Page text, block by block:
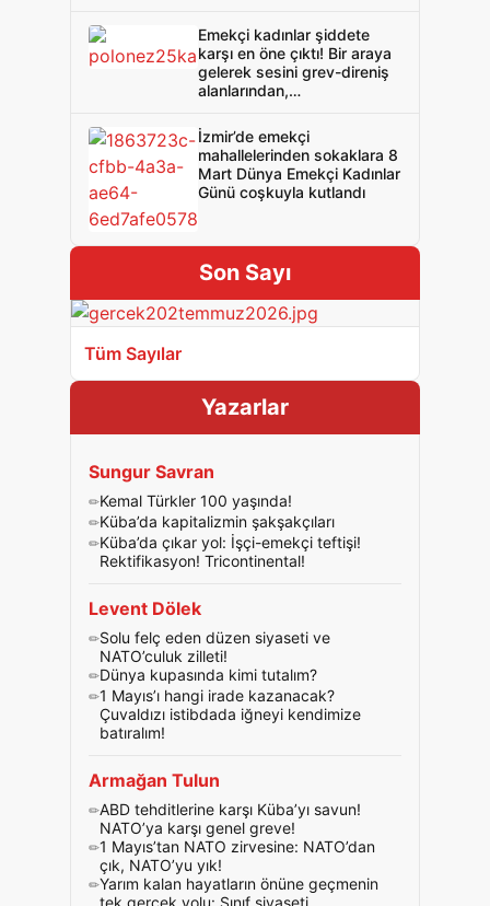
Emekçi kadınlar şiddete
karşı en öne çıktı! Bir araya
gelerek sesini grev-direniş
alanlarından,
meydanlardan yükseltti!
İzmir’de emekçi
mahallelerinden sokaklara 8
Mart Dünya Emekçi Kadınlar
Günü coşkuyla kutlandı
Son Sayı
Tüm Sayılar
Yazarlar
Sungur Savran
Kemal Türkler 100 yaşında!
Küba’da kapitalizmin şakşakçıları
Küba’da çıkar yol: İşçi-emekçi teftişi!
Rektifikasyon! Tricontinental!
Levent Dölek
Solu felç eden düzen siyaseti ve
NATO’culuk zilleti!
Dünya kupasında kimi tutalım?
1 Mayıs’ı hangi irade kazanacak?
Çuvaldızı istibdada iğneyi kendimize
batıralım!
Armağan Tulun
ABD tehditlerine karşı Küba’yı savun!
NATO’ya karşı genel greve!
1 Mayıs’tan NATO zirvesine: NATO’dan
çık, NATO’yu yık!
Yarım kalan hayatların önüne geçmenin
tek gerçek yolu: Sınıf siyaseti